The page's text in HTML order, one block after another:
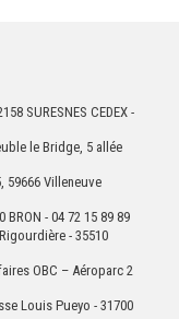
SURESNES CEDEX -
le Bridge, 5 allée
59666 Villeneuve
- 04 72 15 89 89
- 35510
OBC – Aéroparc 2
Louis Pueyo - 31700